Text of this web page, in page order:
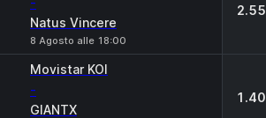
Natus Vincere
8 Agosto alle 18:00
2.55
Movistar KOI
-
GIANTX
1.40